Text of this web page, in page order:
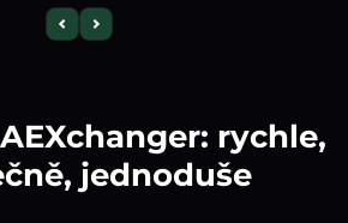
rychle,
jednoduše